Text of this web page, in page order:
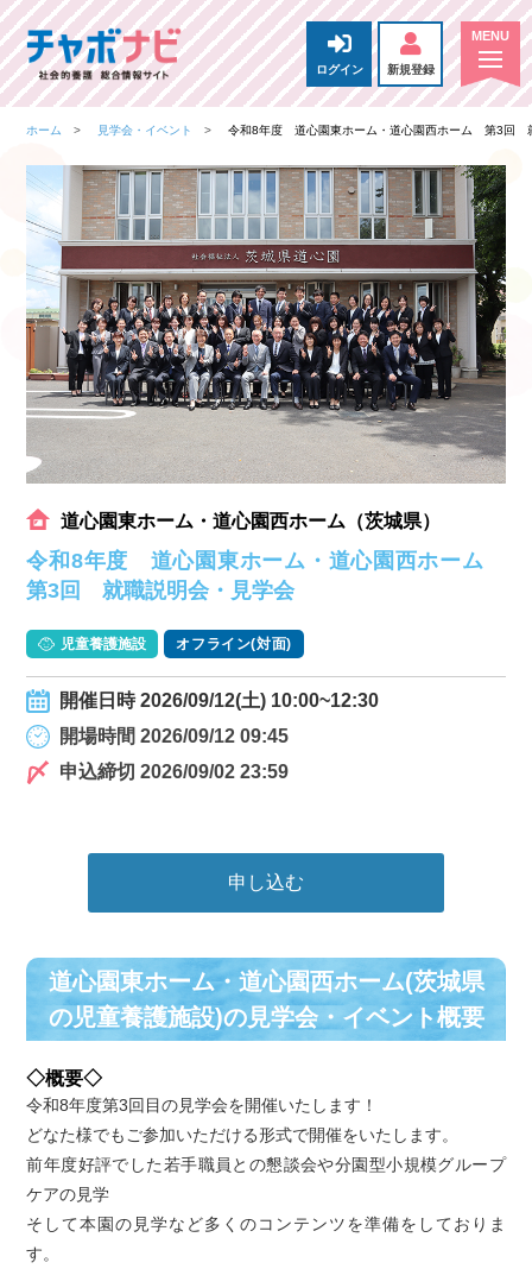
ログイン 新規登録
ホーム 見学会・イベント 令和8年度 道心園東ホーム・道心園西ホーム 第3回
道心園東ホーム・道心園西ホーム（茨城県）
令和8年度 道心園東ホーム・道心園西ホーム
第3回 就職説明会・見学会
児童養護施設 オフライン(対面)
開催日時 2026/09/12(土) 10:00~12:30
開場時間 2026/09/12 09:45
申込締切 2026/09/02 23:59
申し込む
道心園東ホーム・道心園西ホーム(茨城県
の児童養護施設)の⾒学会・イベント概要
◇概要◇
令和8年度第3回目の見学会を開催いたします！
どなた様でもご参加いただける形式で開催をいたします。
前年度好評でした若手職員との懇談会や分園型小規模グループ
ケアの見学
そして本園の見学など多くのコンテンツを準備をしておりま
す。